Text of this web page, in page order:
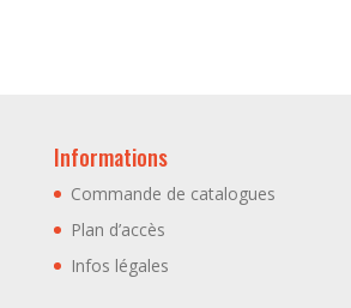
Informations
Commande de catalogues
Plan d’accès
Infos légales